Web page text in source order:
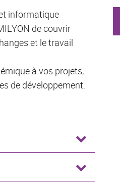
informatique
de couvrir
et le travail
à vos projets,
de développement.